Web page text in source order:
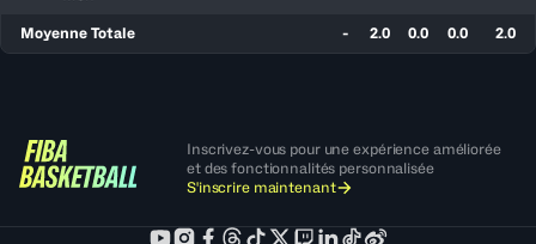
Moyenne Totale - 2.0 0.0 0.0 2.0
Inscrivez-vous pour une expérience améliorée
et des fonctionnalités personnalisée
S'inscrire maintenant